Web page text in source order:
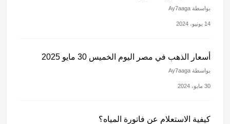
بواسطة Ay7aaga
14 يونيو، 2024
أسعار الذهب في مصر اليوم الخميس 30 مايو 2025
بواسطة Ay7aaga
30 مايو، 2024
كيفية الاستعلام عن فاتورة المياه؟